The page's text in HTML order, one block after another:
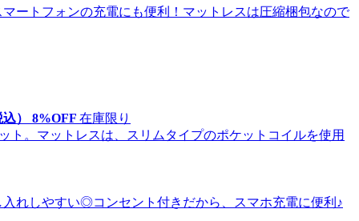
） 8%OFF 在庫限り